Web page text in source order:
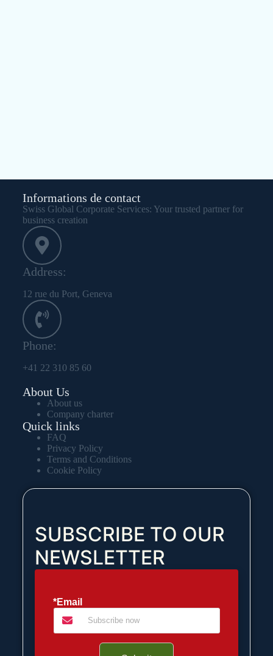
Informations de contact
Swiss Global Corporate Services: Your trusted partner for
business creation
Address:
12 rue du Port, Geneva
Phone:
+41 22 310 85 60
About Us
About us
Company charter
Quick links
FAQ
Privacy Policy
Terms and Conditions
Cookie Policy
SUBSCRIBE TO OUR
NEWSLETTER
*Email